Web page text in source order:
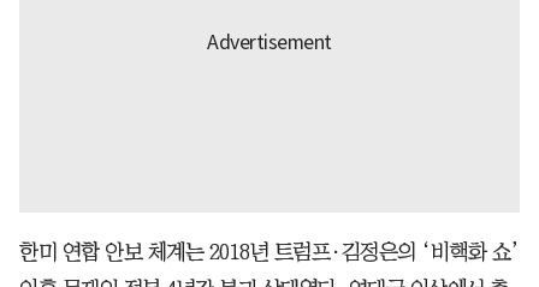
한미 연합 안보 체계는 2018년 트럼프·김정은의 ‘비핵화 쇼’